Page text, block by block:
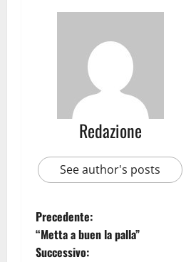
Redazione
See author's posts
Precedente:
“Metta a buen la palla”
Successivo: